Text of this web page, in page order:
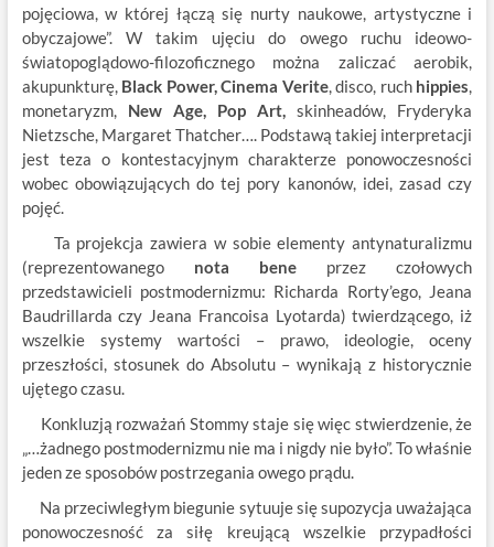
pojęciowa, w której łączą się nurty naukowe, artystyczne i
obyczajowe”. W takim ujęciu do owego ruchu ideowo-
światopoglądowo-filozoficznego można zaliczać aerobik,
akupunkturę, Black Power, Cinema Verite, disco, ruch hippies,
monetaryzm, New Age, Pop Art, skinheadów, Fryderyka
Nietzsche, Margaret Thatcher…. Podstawą takiej interpretacji
jest teza o kontestacyjnym charakterze ponowoczesności
wobec obowiązujących do tej pory kanonów, idei, zasad czy
pojęć.
Ta projekcja zawiera w sobie elementy antynaturalizmu
(reprezentowanego nota bene przez czołowych
przedstawicieli postmodernizmu: Richarda Rorty’ego, Jeana
Baudrillarda czy Jeana Francoisa Lyotarda) twierdzącego, iż
wszelkie systemy wartości – prawo, ideologie, oceny
przeszłości, stosunek do Absolutu – wynikają z historycznie
ujętego czasu.
Konkluzją rozważań Stommy staje się więc stwierdzenie, że
„…żadnego postmodernizmu nie ma i nigdy nie było”. To właśnie
jeden ze sposobów postrzegania owego prądu.
Na przeciwległym biegunie sytuuje się supozycja uważająca
ponowoczesność za siłę kreującą wszelkie przypadłości